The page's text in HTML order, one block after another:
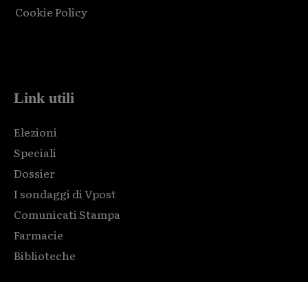
Cookie Policy
Link utili
Elezioni
Speciali
Dossier
I sondaggi di Vpost
Comunicati Stampa
Farmacie
Biblioteche